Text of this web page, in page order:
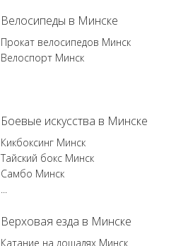
Велосипеды в Минске
Прокат велосипедов Минск
Велоспорт Минск
Боевые искусства в Минске
Кикбоксинг Минск
Тайский бокс Минск
Самбо Минск
...
Верховая езда в Минске
Катание на лошадях Минск